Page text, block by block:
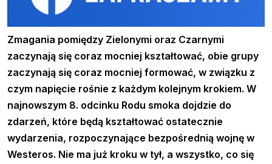
Zmagania pomiędzy Zielonymi oraz Czarnymi
zaczynają się coraz mocniej kształtować, obie grupy
zaczynają się coraz mocniej formować, w związku z
czym napięcie rośnie z każdym kolejnym krokiem. W
najnowszym 8. odcinku Rodu smoka dojdzie do
zdarzeń, które będą kształtować ostatecznie
wydarzenia, rozpoczynające bezpośrednią wojnę w
Westeros. Nie ma już kroku w tył, a wszystko, co się